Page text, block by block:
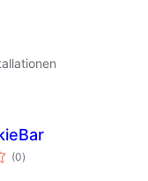
(0Bewertungen
insgesamt
)